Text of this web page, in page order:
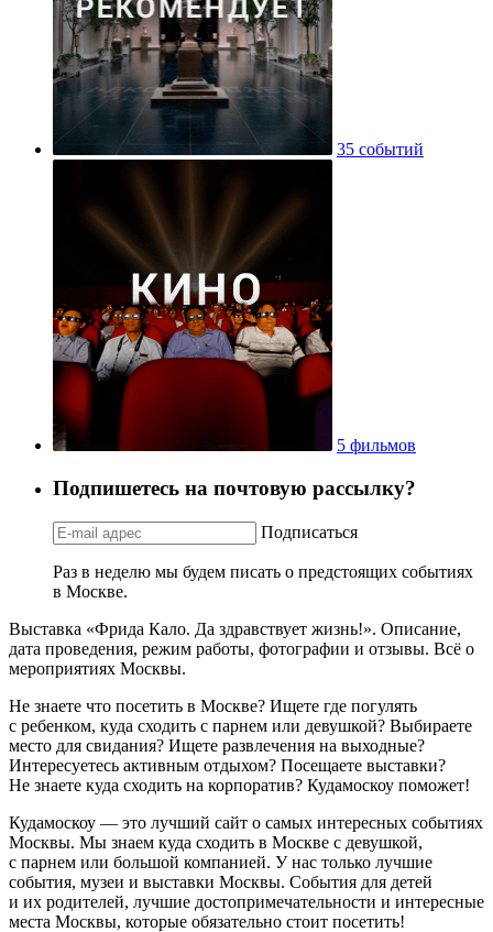
35 событий
5 фильмов
Подпишетесь на почтовую рассылку?
Подписаться
Раз в неделю мы будем писать о предстоящих событиях
в Москве.
Выставка «Фрида Кало. Да здравствует жизнь!». Описание,
дата проведения, режим работы, фотографии и отзывы. Всё о
мероприятиях Москвы.
Не знаете что посетить в Москве? Ищете где погулять
с ребенком, куда сходить с парнем или девушкой? Выбираете
место для свидания? Ищете развлечения на выходные?
Интересуетесь активным отдыхом? Посещаете выставки?
Не знаете куда сходить на корпоратив? Кудамоскоу поможет!
Кудамоскоу — это лучший сайт о самых интересных событиях
Москвы. Мы знаем куда сходить в Москве с девушкой,
с парнем или большой компанией. У нас только лучшие
события, музеи и выставки Москвы. События для детей
и их родителей, лучшие достопримечательности и интересные
места Москвы, которые обязательно стоит посетить!